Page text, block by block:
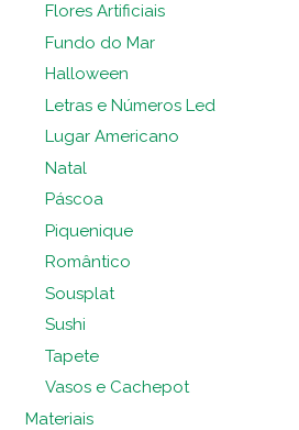
Flores Artificiais
Fundo do Mar
Halloween
Letras e Números Led
Lugar Americano
Natal
Páscoa
Piquenique
Romântico
Sousplat
Sushi
Tapete
Vasos e Cachepot
Materiais